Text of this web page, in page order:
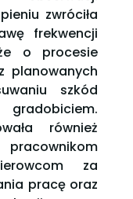
zwróciła
frekwencji
o procesie
planowanych
szkód
gradobiciem.
również
za
pracę oraz